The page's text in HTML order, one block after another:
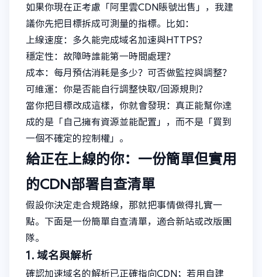
如果你現在正考慮「阿里雲CDN賬號出售」，我建
議你先把目標拆成可測量的指標。比如：
上線速度：多久能完成域名加速與HTTPS？
穩定性：故障時誰能第一時間處理？
成本：每月預估消耗是多少？可否做監控與調整？
可維運：你是否能自行調整快取/回源規則？
當你把目標改成這樣，你就會發現：真正能幫你達
成的是「自己擁有資源並能配置」，而不是「買到
一個不確定的控制權」。
給正在上線的你：一份簡單但實用
的CDN部署自查清單
假設你決定走合規路線，那就把事情做得扎實一
點。下面是一份簡單自查清單，適合新站或改版團
隊。
1. 域名與解析
確認加速域名的解析已正確指向CDN；若用自建